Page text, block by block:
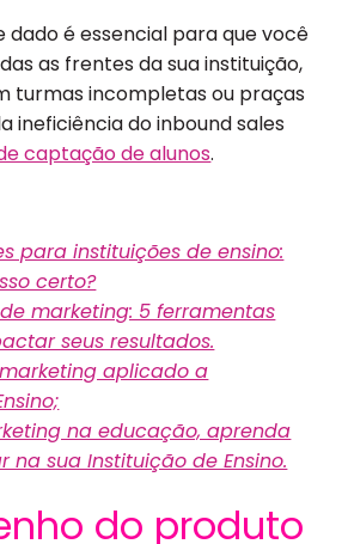
dado é essencial para que você
as frentes da sua instituição,
turmas incompletas ou praças
ineficiência do inbound sales
captação de alunos.
para instituições de ensino:
certo?
marketing: 5 ferramentas
seus resultados.
aplicado a
na educação, aprenda
na sua Instituição de Ensino.
do produto